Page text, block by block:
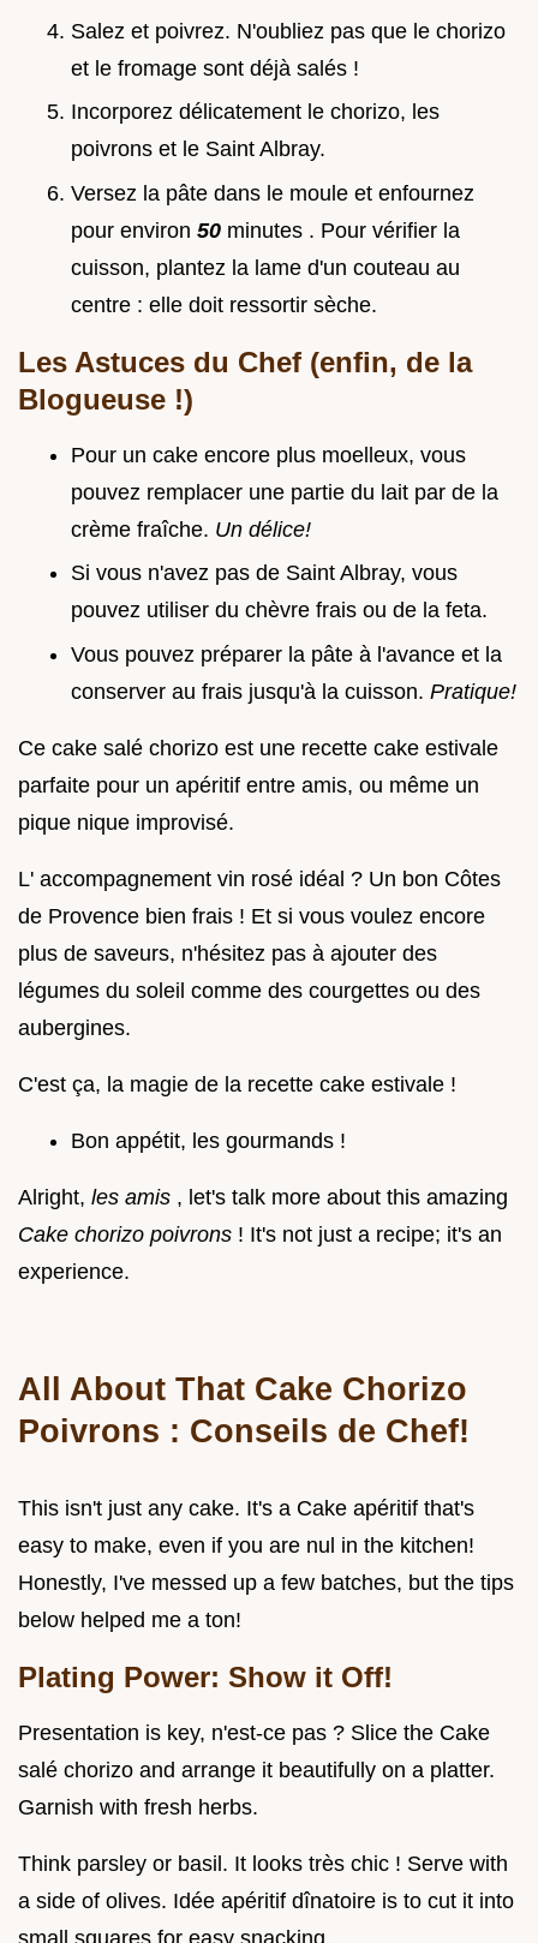
Salez et poivrez. N'oubliez pas que le chorizo
et le fromage sont déjà salés !
Incorporez délicatement le chorizo, les
poivrons et le Saint Albray.
Versez la pâte dans le moule et enfournez
pour environ 50 minutes . Pour vérifier la
cuisson, plantez la lame d'un couteau au
centre : elle doit ressortir sèche.
Les Astuces du Chef (enfin, de la
Blogueuse !)
Pour un cake encore plus moelleux, vous
pouvez remplacer une partie du lait par de la
crème fraîche. Un délice!
Si vous n'avez pas de Saint Albray, vous
pouvez utiliser du chèvre frais ou de la feta.
Vous pouvez préparer la pâte à l'avance et la
conserver au frais jusqu'à la cuisson. Pratique!
Ce cake salé chorizo est une recette cake estivale
parfaite pour un apéritif entre amis, ou même un
pique nique improvisé.
L' accompagnement vin rosé idéal ? Un bon Côtes
de Provence bien frais ! Et si vous voulez encore
plus de saveurs, n'hésitez pas à ajouter des
légumes du soleil comme des courgettes ou des
aubergines.
C'est ça, la magie de la recette cake estivale !
Bon appétit, les gourmands !
Alright, les amis , let's talk more about this amazing
Cake chorizo poivrons ! It's not just a recipe; it's an
experience.
All About That Cake Chorizo
Poivrons : Conseils de Chef!
This isn't just any cake. It's a Cake apéritif that's
easy to make, even if you are nul in the kitchen!
Honestly, I've messed up a few batches, but the tips
below helped me a ton!
Plating Power: Show it Off!
Presentation is key, n'est-ce pas ? Slice the Cake
salé chorizo and arrange it beautifully on a platter.
Garnish with fresh herbs.
Think parsley or basil. It looks très chic ! Serve with
a side of olives. Idée apéritif dînatoire is to cut it into
small squares for easy snacking.